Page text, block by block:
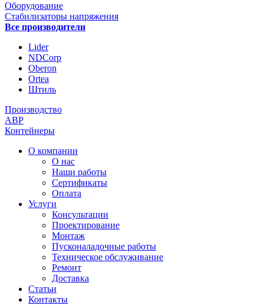
Оборудование
Стабилизаторы напряжения
Все производители
Lider
NDCorp
Oberon
Ortea
Штиль
Производство
АВР
Контейнеры
О компании
О нас
Наши работы
Сертификаты
Оплата
Услуги
Консультации
Проектирование
Монтаж
Пусконаладочные работы
Техническое обслуживание
Ремонт
Доставка
Статьи
Контакты